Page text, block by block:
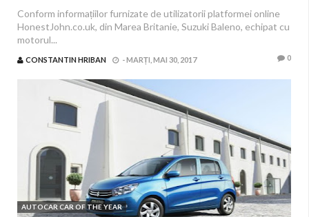
Conform informațiilor furnizate de utilizatorii platformei online
HonestJohn.co.uk, din Marea Britanie, Suzuki Baleno, echipat cu
motorul...
CONSTANTIN HRIBAN -MARȚI, MAI 30, 2017 0
AUTOCAR CAR OF THE YEAR